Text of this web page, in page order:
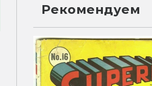
Рекомендуем